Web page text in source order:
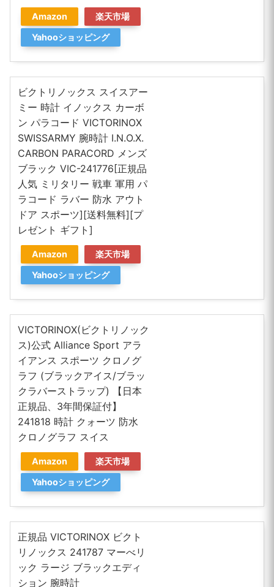
Amazon
楽天市場
Yahooショッピング
ビクトリノックス スイスアー
ミー 時計 イノックス カーボ
ン パラコード VICTORINOX
SWISSARMY 腕時計 I.N.O.X.
CARBON PARACORD メンズ
ブラック VIC-241776[正規品
人気 ミリタリー 戦車 軍用 パ
ラコード ラバー 防水 アウト
ドア スポーツ][送料無料][プ
レゼント ギフト]
Amazon
楽天市場
Yahooショッピング
VICTORINOX(ビクトリノック
ス)公式 Alliance Sport アラ
イアンス スポーツ クロノグ
ラフ (ブラックアイス/ブラッ
クラバーストラップ) 【日本
正規品、3年間保証付】
241818 時計 クォーツ 防水
クロノグラフ スイス
Amazon
楽天市場
Yahooショッピング
正規品 VICTORINOX ビクト
リノックス 241787 マーべリ
ック ラージ ブラックエディ
ション 腕時計